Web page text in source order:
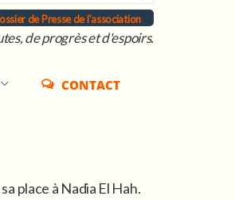
de Presse de l'association
de progrès et d'espoirs.
CONTACT
place à Nadia El Hah.